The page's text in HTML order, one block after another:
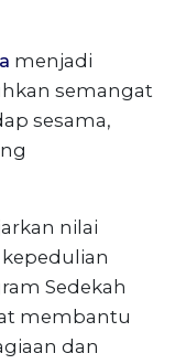
menjadi
semangat
sesama,
nilai
Sedekah
membantu
dan